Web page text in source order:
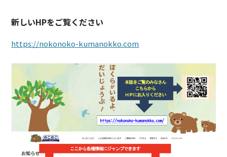
新しいHPをご覧ください
https://nokonoko-kumanokko.com